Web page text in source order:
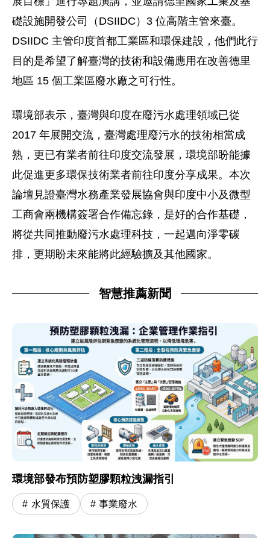
礎設施開發公司（DSIIDC）3 位高階主管來臺。
DSIIDC 主管印度首都工業區和環保建設，他們此行
目的是希望了解臺灣的技術和設備應用在改善德里
地區 15 個工業區廢水廠之可行性。
環境部表示，臺灣與印度在廢污水處理領域已從
2017 年展開交流，臺灣處理廢污水的技術相當成
熟，更已有業者前往印度交流發展，環境部盼能據
此促進更多環保技術業者前往印度分享成果。本次
論壇見證臺灣水務產業發展協會與印度中小及微型
工商會兩機構簽署合作備忘錄，是好的合作基礎，
將從共同推動廢污水處理科技，一起邁向淨零碳
排，更期盼未來能將此經驗擴及其他國家。
智慧推薦新聞
環境部發布預防塑膠顆粒洩漏指引
水質保護 事業廢水